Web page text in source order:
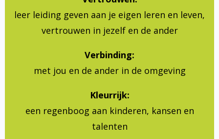
leer leiding geven aan je eigen leren en leven,
vertrouwen in jezelf en de ander
Verbinding:
met jou en de ander in de omgeving
Kleurrijk:
een regenboog aan kinderen, kansen en
talenten